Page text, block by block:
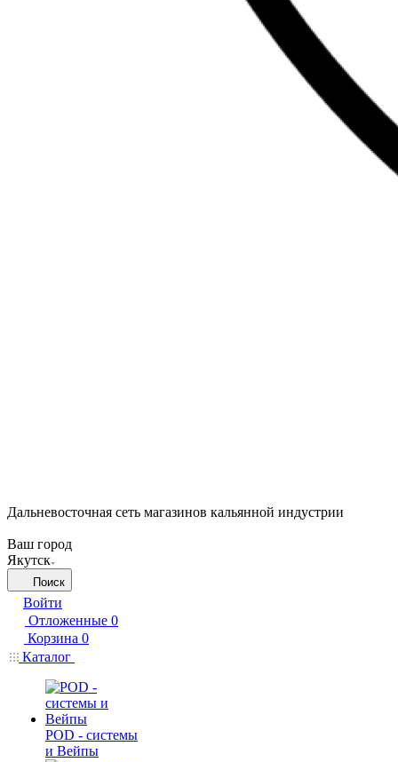
Дальневосточная сеть магазинов кальянной индустрии
Ваш город
Якутск
Поиск
Войти
Отложенные 0
Корзина 0
Каталог
POD - системы
и Вейпы